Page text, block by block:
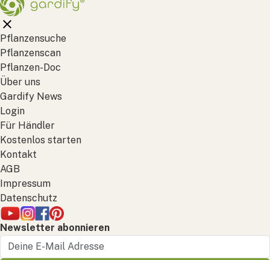
Pflanzensuche
Pflanzenscan
Pflanzen-Doc
Über uns
Gardify News
Login
Für Händler
Kostenlos starten
Kontakt
AGB
Impressum
Datenschutz
Newsletter abonnieren